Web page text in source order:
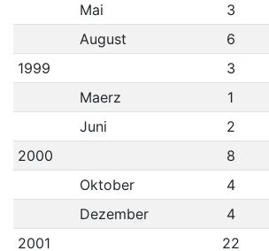
Mai
3
August
6
1999
3
Maerz
1
Juni
2
2000
8
Oktober
4
Dezember
4
2001
22